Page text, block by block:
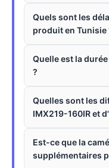
Quels sont les
produit en Tunisie
Quelle est la
?
Quelles sont les
IMX219-160IR et
Est-ce que la
supplémentaires